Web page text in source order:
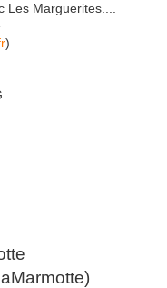
Les Marguerites....
)